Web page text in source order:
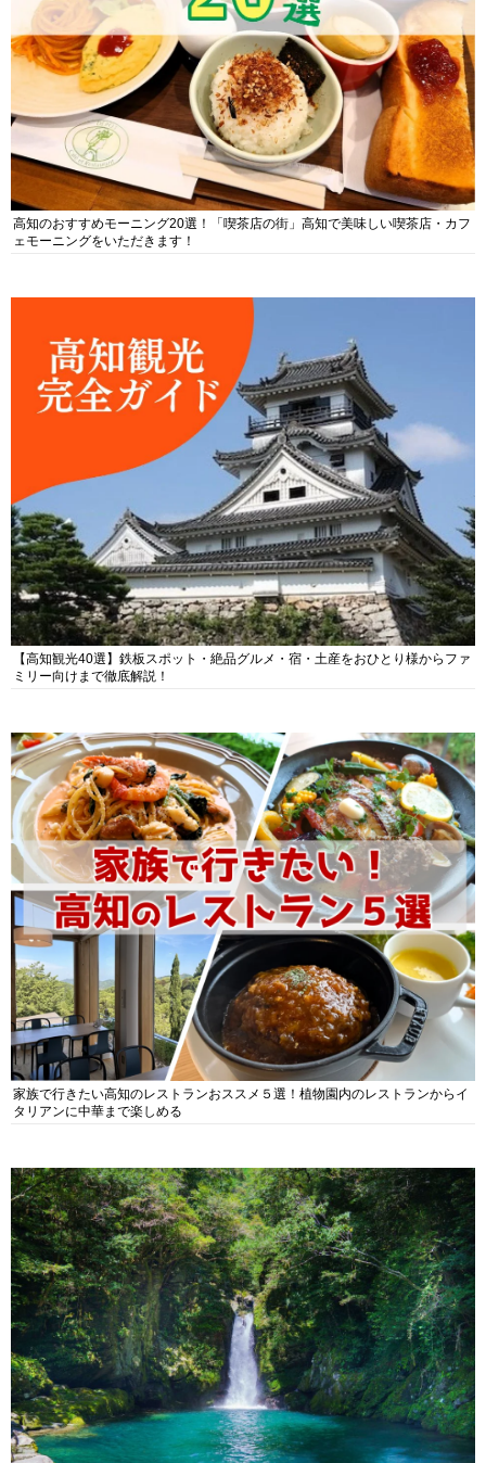
高知のおすすめモーニング20選！「喫茶店の街」高知で美味しい喫茶店・カフ
ェモーニングをいただきます！
【高知観光40選】鉄板スポット・絶品グルメ・宿・土産をおひとり様からファ
ミリー向けまで徹底解説！
家族で行きたい高知のレストランおススメ５選！植物園内のレストランからイ
タリアンに中華まで楽しめる